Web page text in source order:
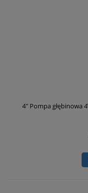
4" Pompa głębinowa